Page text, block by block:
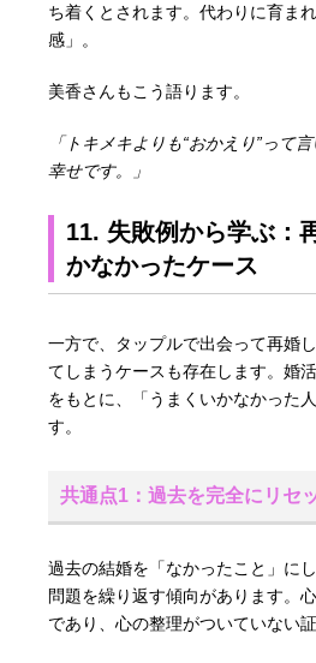
ち着くとされます。代わりに育ま
感」。
美香さんもこう語ります。
「トキメキよりも“おかえり”って
幸せです。」
11. 失敗例から学ぶ：
かなかったケース
一方で、タップルで出会って再婚
てしまうケースも存在します。婚
をもとに、「うまくいかなかった
す。
共通点1：過去を完全にリセ
過去の結婚を「なかったこと」に
問題を繰り返す傾向があります。
であり、心の整理がついていない証